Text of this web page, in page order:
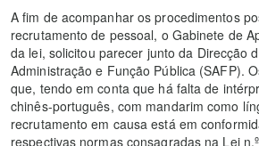
A fim de acompanhar os procedimentos
recrutamento de pessoal, o Gabinete de
da lei, solicitou parecer junto da Direcção
Administração e Função Pública (SAFP).
que, tendo em conta que há falta de
chinês-português, com mandarim como
recrutamento em causa está em
respectivas normas consagradas na Lei